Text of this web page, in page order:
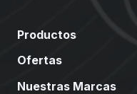
Productos
Ofertas
Nuestras Marcas